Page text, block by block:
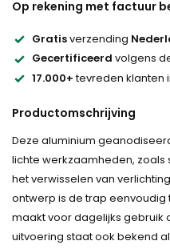
Op rekening met factuur
Gratisverzending
Gecertificeerd volgens
17.000+tevreden klanten
Productomschrijving
Deze aluminium
lichte werkzaamheden,
het verwisselen van
ontwerp is de trap
maakt voor dagelijks gebruik
uitvoering staat ook bekend